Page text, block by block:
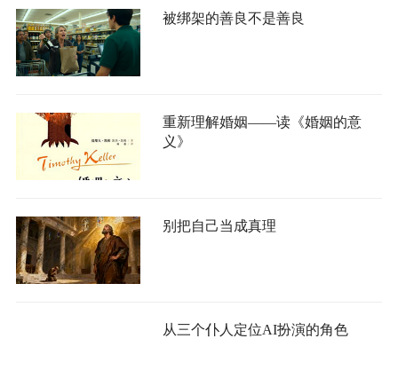
被绑架的善良不是善良
重新理解婚姻——读《婚姻的意
义》
别把自己当成真理
从三个仆人定位AI扮演的角色